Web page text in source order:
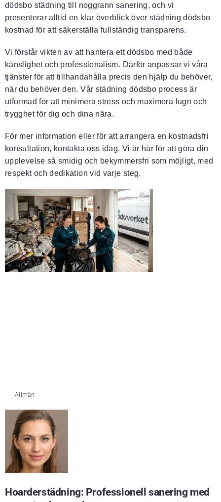
dödsbo städning till noggrann sanering, och vi
presenterar alltid en klar överblick över städning dödsbo
kostnad för att säkerställa fullständig transparens.
Vi förstår vikten av att hantera ett dödsbo med både
känslighet och professionalism. Därför anpassar vi våra
tjänster för att tillhandahålla precis den hjälp du behöver,
när du behöver den. Vår städning dödsbo process är
utformad för att minimera stress och maximera lugn och
trygghet för dig och dina nära.
För mer information eller för att arrangera en kostnadsfri
konsultation, kontakta oss idag. Vi är här för att göra din
upplevelse så smidig och bekymmersfri som möjligt, med
respekt och dedikation vid varje steg.
Allmän
Hoarderstädning: Professionell sanering med